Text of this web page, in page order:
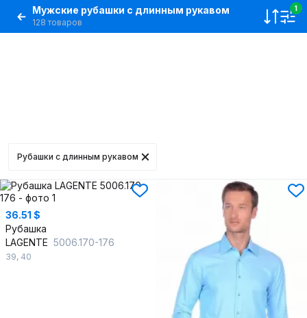
Мужские рубашки с длинным рукавом
128 товаров
1
Рубашки с длинным рукавом
36.51 $
Рубашка
LAGENTE 5006.170-176
39, 40